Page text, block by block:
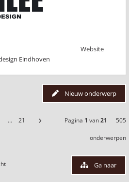
Website
Eindhoven
Nieuw onderwerp
… 21 Pagina 1 van21 505
onderwerpen
Ga naar